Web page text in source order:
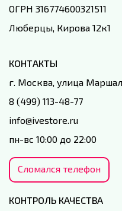
ОГРН 316774600321511
Люберцы, Кирова 12к1
КОНТАКТЫ
г. Москва, улица
8 (499) 113-48-77
info@ivestore.ru
пн-вс 10:00 до 22:00
Сломался телефон
КОНТРОЛЬ КАЧЕСТВА